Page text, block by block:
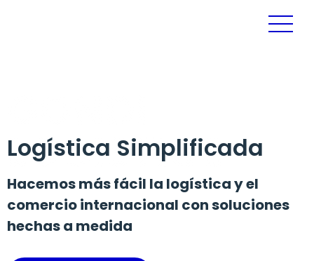
LOGISTICS
Logística Simplificada
Hacemos más fácil la logística y el
comercio internacional con soluciones
hechas a medida